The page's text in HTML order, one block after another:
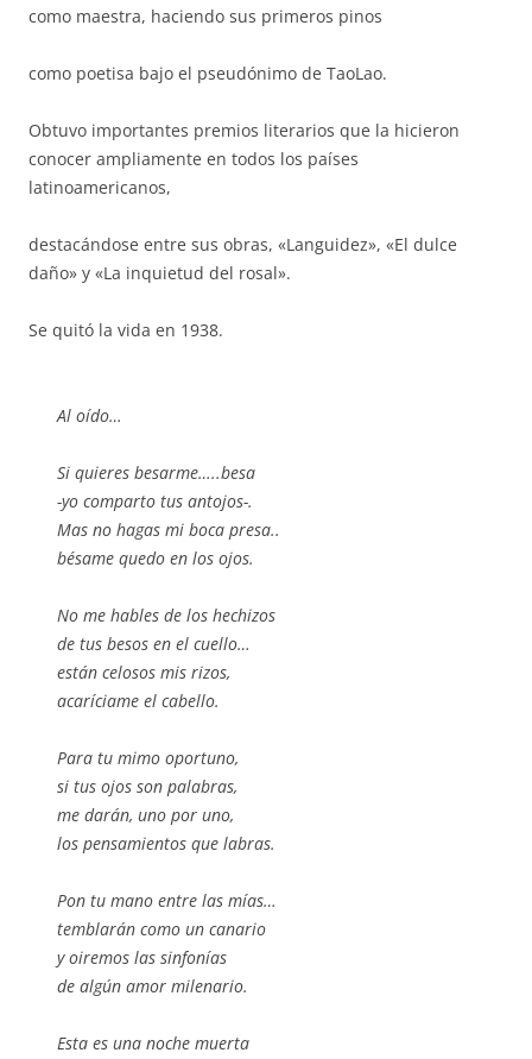
como maestra, haciendo sus primeros pinos
como poetisa bajo el pseudónimo de TaoLao.
Obtuvo importantes premios literarios que la hicieron
conocer ampliamente en todos los países
latinoamericanos,
destacándose entre sus obras, «Languidez», «El dulce
daño» y «La inquietud del rosal».
Se quitó la vida en 1938.
Al oído…
Si quieres besarme…..besa
-yo comparto tus antojos-.
Mas no hagas mi boca presa..
bésame quedo en los ojos.
No me hables de los hechizos
de tus besos en el cuello…
están celosos mis rizos,
acaríciame el cabello.
Para tu mimo oportuno,
si tus ojos son palabras,
me darán, uno por uno,
los pensamientos que labras.
Pon tu mano entre las mías…
temblarán como un canario
y oiremos las sinfonías
de algún amor milenario.
Esta es una noche muerta